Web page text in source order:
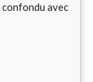
confondu avec